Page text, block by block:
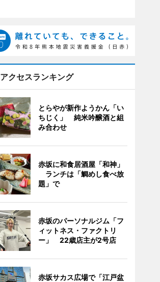
アクセスランキング
とらやが新作ようかん「い
ちじく」 純米吟醸酒と組
み合わせ
赤坂に和食居酒屋「和神」
ランチは「鯛めし食べ放
題」で
赤坂のパーソナルジム「フ
ィットネス・ファクトリ
ー」 22歳店主が2号店
赤坂サカス広場で「江戸盆